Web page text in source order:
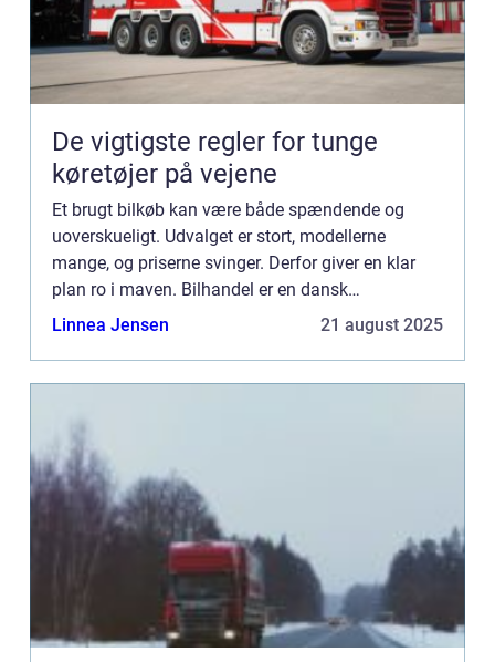
De vigtigste regler for tunge
køretøjer på vejene
Et brugt bilkøb kan være både spændende og
uoverskueligt. Udvalget er stort, modellerne
mange, og priserne svinger. Derfor giver en klar
plan ro i maven. Bilhandel er en dansk
markedsplads, der samler tusindvis af brugte
Linnea Jensen 21 august 2025